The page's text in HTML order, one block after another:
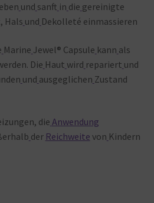
und sanft in die gereinigte
Hals und Dekolleté einmassieren
Marine Jewel® Capsule kann als
Die Haut wird repariert und
und ausgeglichen Zustand
die Anwendung
der Reichweite von Kindern